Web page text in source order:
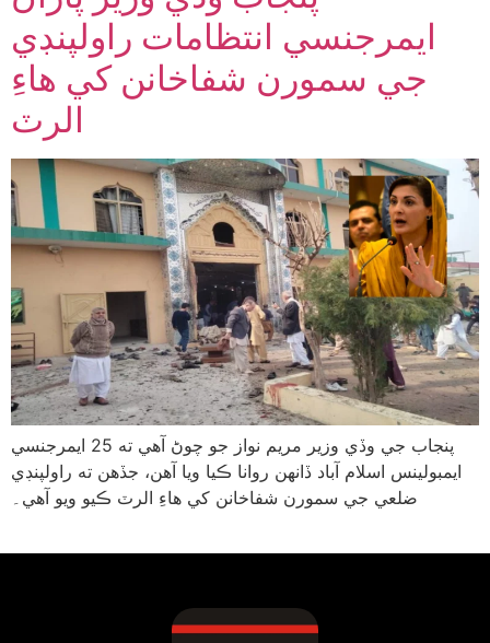
ايمرجنسي انتظامات راولپنڊي
جي سمورن شفاخانن کي هاءِ
الرٽ
پنجاب جي وڏي وزير مريم نواز جو چوڻ آهي ته 25 ايمرجنسي
ايمبولينس اسلام آباد ڏانهن روانا ڪيا ويا آهن، جڏهن ته راولپنڊي
ضلعي جي سمورن شفاخانن کي هاءِ الرٽ ڪيو ويو آهي۔